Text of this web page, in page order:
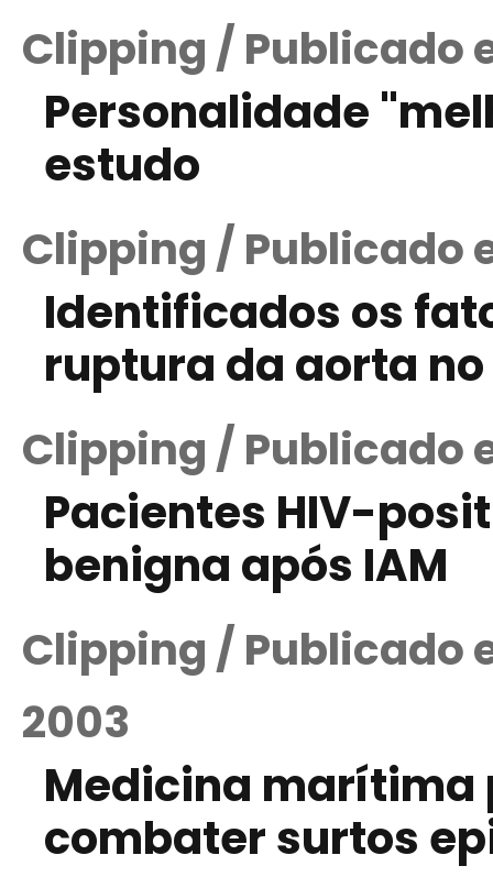
Clipping / Publicado
Personalidade
estudo
Clipping / Publicado
Identificados os
ruptura da aorta
Clipping / Publicado
Pacientes HIV-
benigna após IAM
Clipping / Publicado
2003
Medicina marítima
combater surtos